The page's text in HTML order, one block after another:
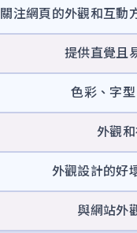
關注網頁的外觀和互動
提供直覺且
色彩、字
外觀
外觀設計的好
與網站外